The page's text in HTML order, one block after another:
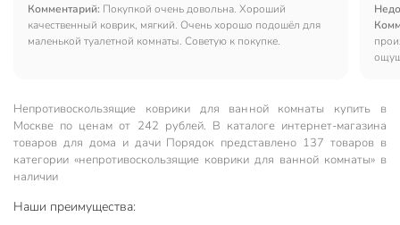
Комментарий: Покупкой очень довольна. Хороший
качественный коврик, мягкий. Очень хорошо подошёл для
маленькой туалетной комнаты. Советую к покупке.
Непротивоскользящие коврики для ванной комнаты купить в
Москве по ценам от 242 рублей. В каталоге интернет-магазина
товаров для дома и дачи Порядок представлено 137 товаров в
категории «непротивоскользящие коврики для ванной комнаты» в
наличии
Наши преимущества: